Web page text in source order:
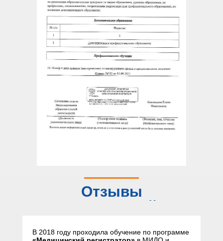
Отзывы
слушателей
В 2018 году проходила обучение по программе